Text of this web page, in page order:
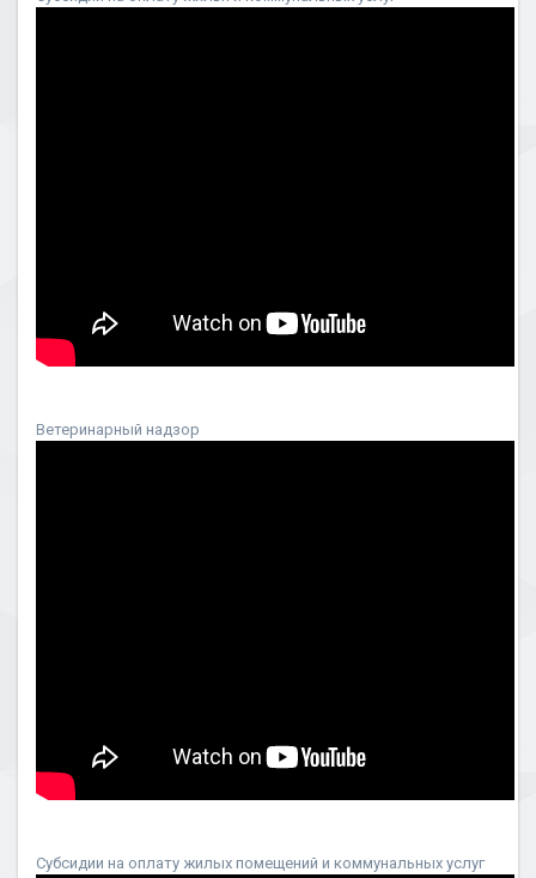
Ветеринарный надзор
Субсидии на оплату жилых помещений и коммунальных услуг